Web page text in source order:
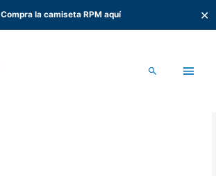
Compra la camiseta RPM aquí ✕
Buscar